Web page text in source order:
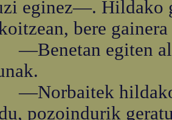
eginez—. Hildako
bere
egiten al
hildako
pozoindurik